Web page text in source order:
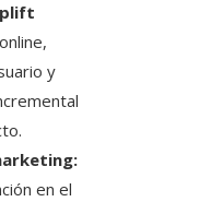
y
en el